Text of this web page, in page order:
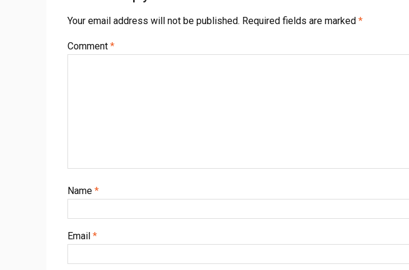
Your email address will not be published. Required fields are marked *
Comment *
Name *
Email *